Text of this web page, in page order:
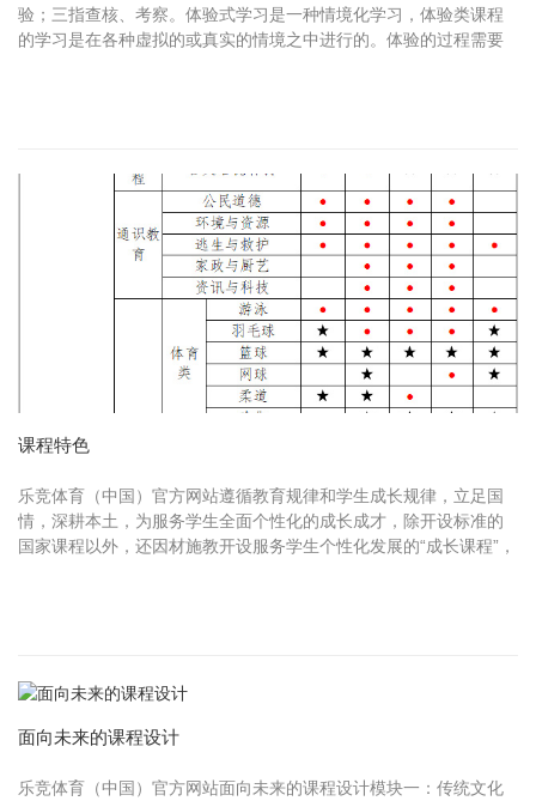
验；三指查核、考察。体验式学习是一种情境化学习，体验类课程
的学习是在各种虚拟的或真实的情境之中进行的。体验的过程需要
课程特色
乐竞体育（中国）官方网站遵循教育规律和学生成长规律，立足国
情，深耕本土，为服务学生全面个性化的成长成才，除开设标准的
国家课程以外，还因材施教开设服务学生个性化发展的“成长课程”，
面向未来的课程设计
乐竞体育（中国）官方网站面向未来的课程设计模块一：传统文化